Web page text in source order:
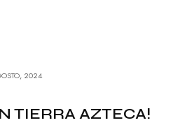
2024
TIERRA AZTECA!